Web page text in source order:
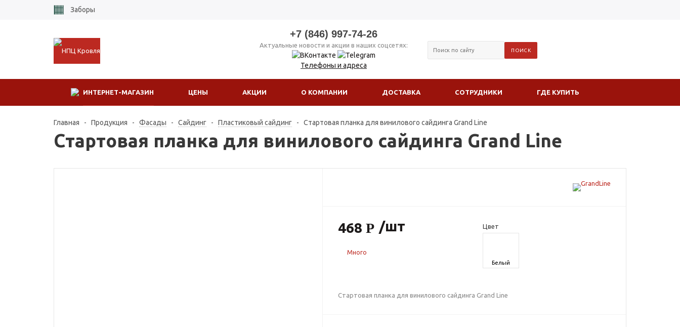
Заборы
+7 (846) 997-74-26
Актуальные новости и акции в наших соцсетях:
Телефоны и адреса
ИНТЕРНЕТ-МАГАЗИН ЦЕНЫ АКЦИИ О КОМПАНИИ ДОСТАВКА СОТРУДНИКИ ГДЕ КУПИТЬ
Главная - Продукция - Фасады - Сайдинг - Пластиковый сайдинг - Стартовая планка для винилового сайдинга Grand Line
Стартовая планка для винилового сайдинга Grand Line
468 /шт
Много
Цвет
Белый
Стартовая планка для винилового сайдинга Grand Line